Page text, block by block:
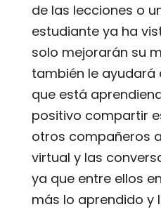
de las lecciones o
estudiante ya ha
solo mejorarán su
también le ayudará
que está
positivo compartir
otros compañeros
virtual y las
ya que entre ellos
más lo aprendido y